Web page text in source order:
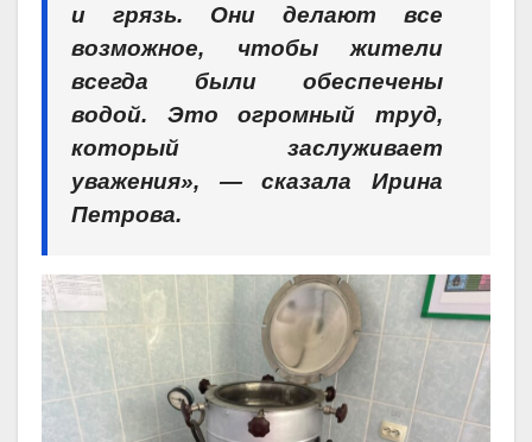
и грязь. Они делают все
возможное, чтобы жители
всегда были обеспечены
водой. Это огромный труд,
который заслуживает
уважения», — сказала Ирина
Петрова.